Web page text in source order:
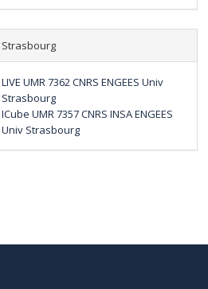
Strasbourg
LIVE UMR 7362 CNRS ENGEES Univ
Strasbourg
ICube UMR 7357 CNRS INSA ENGEES
Univ Strasbourg